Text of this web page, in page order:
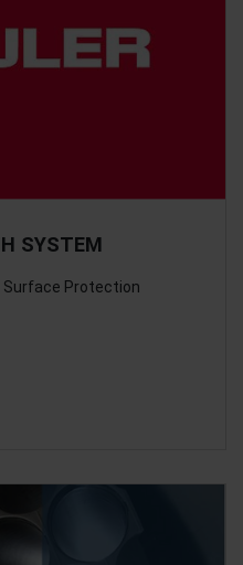
SYSTEM
Protection